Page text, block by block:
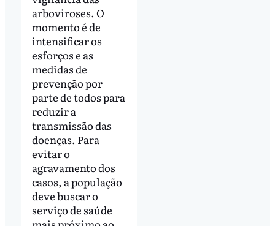
arboviroses. O
momento é de
intensificar os
esforços e as
medidas de
prevenção por
parte de todos para
reduzir a
transmissão das
doenças. Para
evitar o
agravamento dos
casos, a população
deve buscar o
serviço de saúde